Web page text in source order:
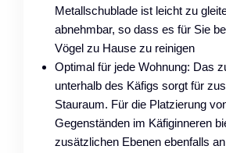
Metallschublade ist leicht zu
abnehmbar, so dass es für Sie
Vögel zu Hause zu reinigen
Optimal für jede Wohnung: Das
unterhalb des Käfigs sorgt für
Stauraum. Für die Platzierung
Gegenständen im Käfiginneren
zusätzlichen Ebenen ebenfalls an